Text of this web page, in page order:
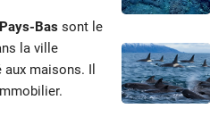
Pays-Bassont le
la ville
aux maisons. Il